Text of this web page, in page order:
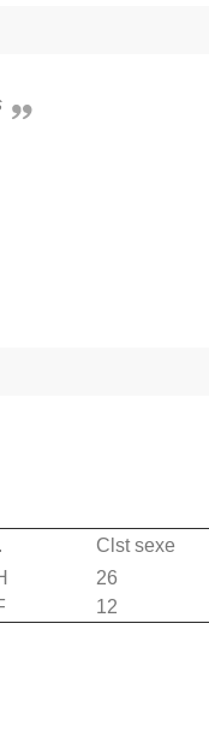
Clst sexe
26
12